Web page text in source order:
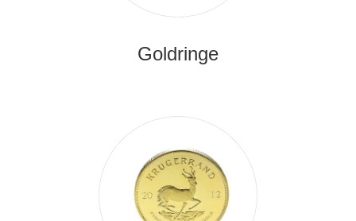
Goldringe